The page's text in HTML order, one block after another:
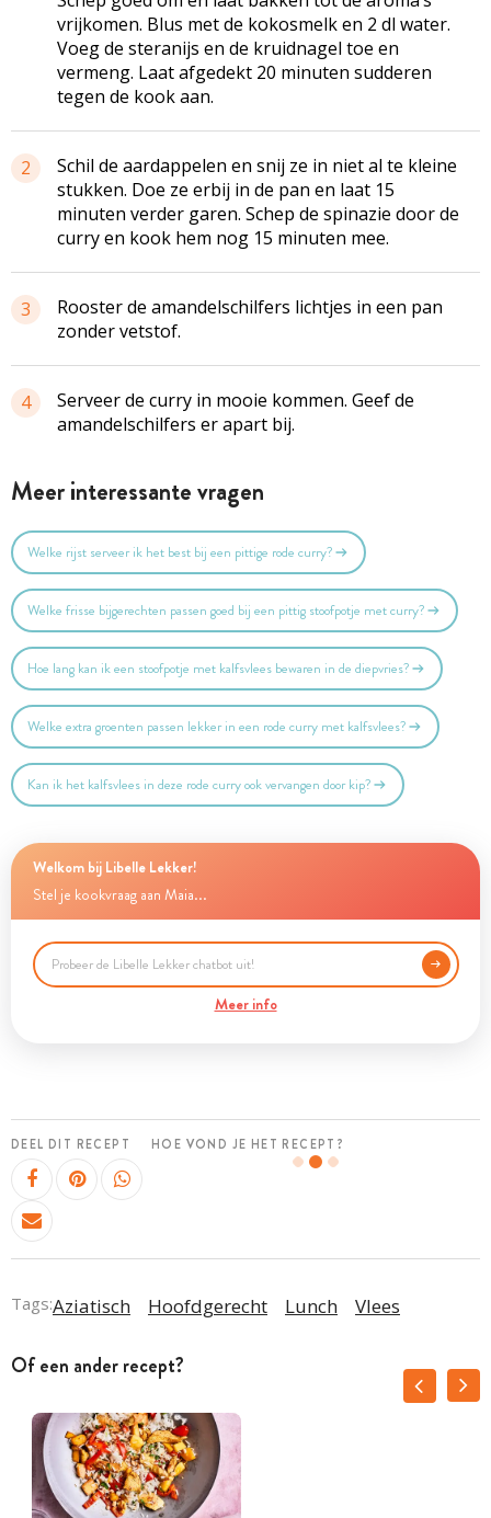
vrijkomen. Blus met de kokosmelk en 2 dl water.
Voeg de steranijs en de kruidnagel toe en
vermeng. Laat afgedekt 20 minuten sudderen
tegen de kook aan.
2
Schil de aardappelen en snij ze in niet al te kleine
stukken. Doe ze erbij in de pan en laat 15
minuten verder garen. Schep de spinazie door de
curry en kook hem nog 15 minuten mee.
3 Rooster de amandelschilfers lichtjes in een pan
zonder vetstof.
4
Serveer de curry in mooie kommen. Geef de
amandelschilfers er apart bij.
Meer interessante vragen
Welke rijst serveer ik het best bij een pittige rode curry?
Welke frisse bijgerechten passen goed bij een pittig stoofpotje met curry?
Hoe lang kan ik een stoofpotje met kalfsvlees bewaren in de diepvries?
Welke extra groenten passen lekker in een rode curry met kalfsvlees?
Kan ik het kalfsvlees in deze rode curry ook vervangen door kip?
Welkom bij Libelle Lekker!
Stel je kookvraag aan Maia...
Meer info
DEEL DIT RECEPT HOE VOND JE HET RECEPT?
Tags:Aziatisch Hoofdgerecht Lunch Vlees
Of een ander recept?